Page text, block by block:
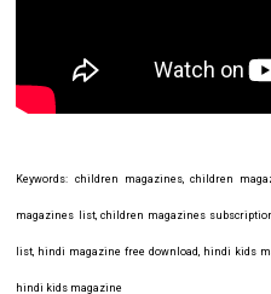
Keywords: children magazines, children
magazines list, children magazines
list, hindi magazine free download, hindi kids
hindi kids magazine